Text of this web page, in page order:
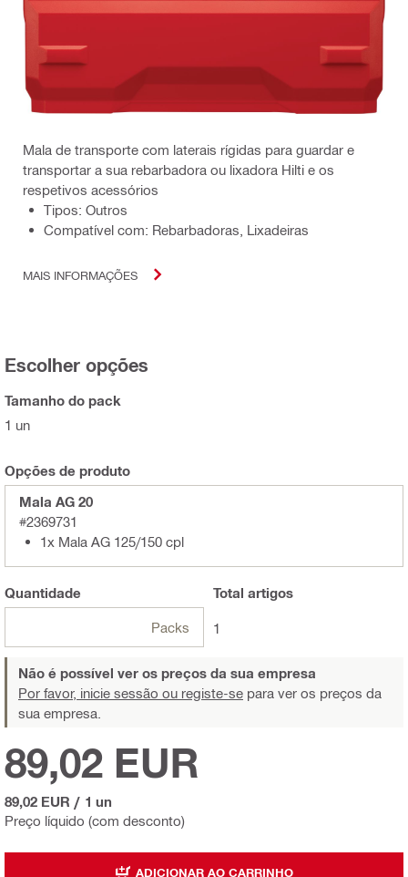
Mala de transporte com laterais rígidas para guardar e
transportar a sua rebarbadora ou lixadora Hilti e os
respetivos acessórios
Tipos: Outros
Compatível com: Rebarbadoras, Lixadeiras
MAIS INFORMAÇÕES
Escolher opções
Tamanho do pack
1 un
Opções de produto
Mala AG 20
#2369731
1x Mala AG 125/150 cpl
Quantidade
Packs
Total artigos
1
Não é possível ver os preços da sua empresa
Por favor, inicie sessão ou registe-se para ver os preços da
sua empresa.
Preço líquido (com desconto)
89,02 EUR
89,02 EUR / 1 un
ADICIONAR AO CARRINHO